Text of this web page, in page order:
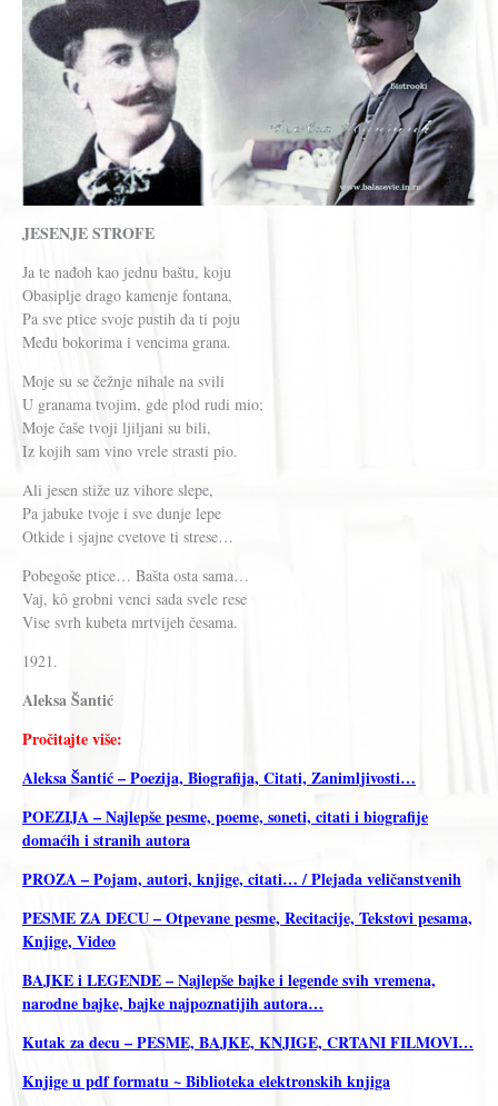
JESENJE STROFE
Ja te nađoh kao jednu baštu, koju
Obasiplje drago kamenje fontana,
Pa sve ptice svoje pustih da ti poju
Među bokorima i vencima grana.
Moje su se čežnje nihale na svili
U granama tvojim, gde plod rudi mio;
Moje čaše tvoji ljiljani su bili,
Iz kojih sam vino vrele strasti pio.
Ali jesen stiže uz vihore slepe,
Pa jabuke tvoje i sve dunje lepe
Otkide i sjajne cvetove ti strese…
Pobegoše ptice… Bašta osta sama…
Vaj, kô grobni venci sada svele rese
Vise svrh kubeta mrtvijeh česama.
1921.
Aleksa Šantić
Pročitajte više:
Aleksa Šantić – Poezija, Biografija, Citati, Zanimljivosti…
POEZIJA – Najlepše pesme, poeme, soneti, citati i biografije
domaćih i stranih autora
PROZA – Pojam, autori, knjige, citati… / Plejada veličanstvenih
PESME ZA DECU – Otpevane pesme, Recitacije, Tekstovi pesama,
Knjige, Video
BAJKE i LEGENDE – Najlepše bajke i legende svih vremena,
narodne bajke, bajke najpoznatijih autora…
Kutak za decu – PESME, BAJKE, KNJIGE, CRTANI FILMOVI…
Knjige u pdf formatu ~ Biblioteka elektronskih knjiga